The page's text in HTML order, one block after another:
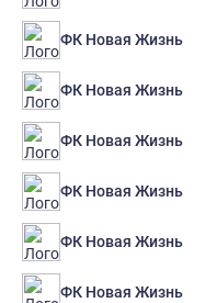
ФК Новая Жизнь
ФК Новая Жизнь
ФК Новая Жизнь
ФК Новая Жизнь
ФК Новая Жизнь
ФК Новая Жизнь